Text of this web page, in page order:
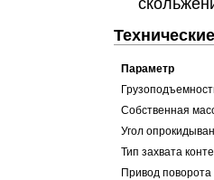
Параметр
Собственная
Угол
Тип захвата
Привод поворота